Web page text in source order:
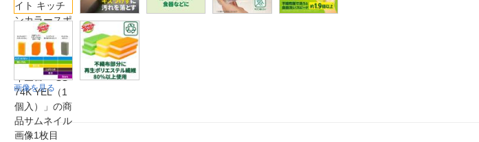
画像を見る